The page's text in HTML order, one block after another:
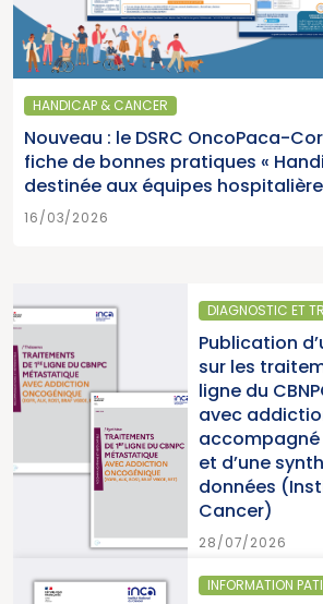
HANDICAP & CANCER
Nouveau : le DSRC OncoPaca-
fiche de bonnes pratiques «
destinée aux équipes
16/03/2026
ET TRAITEMENT
d’un thésaurus
traitements de 1re
CBNPC métastatique
oncogénique,
d’une synthèse
synthèse de
(Institut National du
PATIENTS